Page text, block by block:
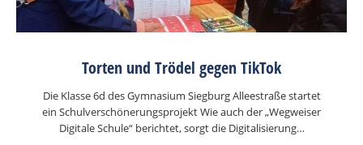
Torten und Trödel gegen TikTok
Die Klasse 6d des Gymnasium Siegburg Alleestraße startet
ein Schulverschönerungsprojekt Wie auch der „Wegweiser
Digitale Schule“ berichtet, sorgt die Digitalisierung…